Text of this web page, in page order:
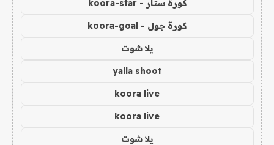
كورة ستار - koora-star
كورة جول - koora-goal
يلا شوت
yalla shoot
koora live
koora live
يلا شوت